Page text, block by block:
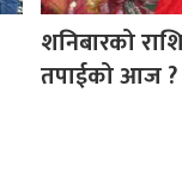
शनिबारको
तपाईको आज ?